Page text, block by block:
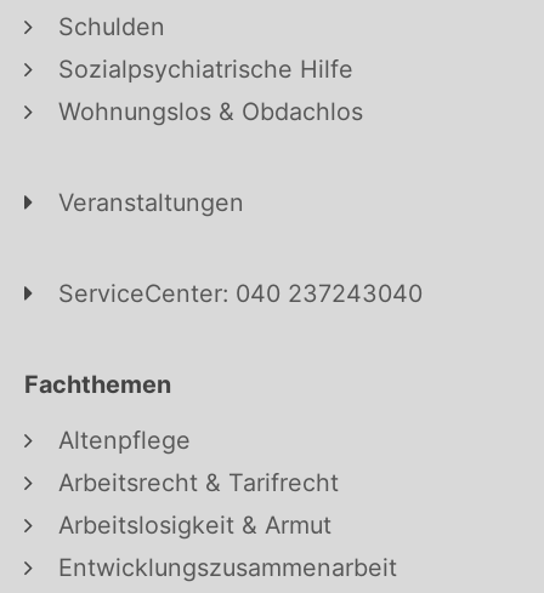
Schulden
Sozialpsychiatrische Hilfe
Wohnungslos & Obdachlos
Veranstaltungen
ServiceCenter: 040 237243040
Fachthemen
Altenpflege
Arbeitsrecht & Tarifrecht
Arbeitslosigkeit & Armut
Entwicklungszusammenarbeit